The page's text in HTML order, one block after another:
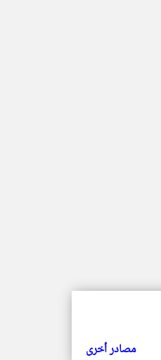
مصادر أخرى